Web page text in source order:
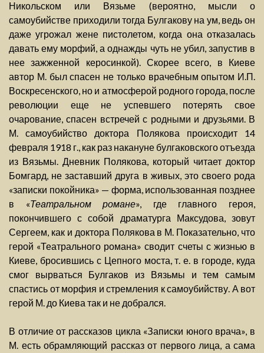
Никольском или Вязьме (вероятно, мысли о
самоубийстве приходили тогда Булгакову на ум, ведь он
даже угрожал жене пистолетом, когда она отказалась
давать ему морфий, а однажды чуть не убил, запустив в
нее зажженной керосинкой). Скорее всего, в Киеве
автор М. был спасен не только врачебным опытом И.П.
Воскресенского, но и атмосферой родного города, после
революции еще не успевшего потерять свое
очарование, спасен встречей с родными и друзьями. В
М. самоубийство доктора Полякова происходит 14
февраля 1918 г., как раз накануне булгаковского отъезда
из Вязьмы. Дневник Полякова, который читает доктор
Бомгард, не заставший друга в живых, это своего рода
«записки покойника» — форма, использованная позднее
в «Театральном романе», где главного героя,
покончившего с собой драматурга Максудова, зовут
Сергеем, как и доктора Полякова в М. Показательно, что
герой «Театрального романа» сводит счеты с жизнью в
Киеве, бросившись с Цепного моста, т. е. в городе, куда
смог вырваться Булгаков из Вязьмы и тем самым
спастись от морфия и стремления к самоубийству. А вот
герой М. до Киева так и не добрался.
В отличие от рассказов цикла «Записки юного врача», в
М. есть обрамляющий рассказ от первого лица, а сама